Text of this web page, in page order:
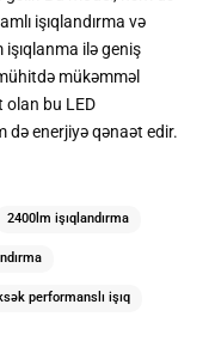
işıqlandırma və
ilə geniş
mükəmməl
olan bu LED
də enerjiyə qənaət edir.
2400lm işıqlandırma
performanslı işıq